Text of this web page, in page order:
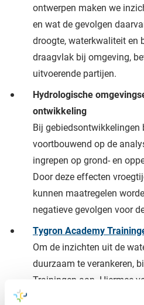
ontwerpen maken we
en wat de gevolgen
droogte, waterkwaliteit en
draagvlak bij omgeving,
uitvoerende partijen.
Hydrologische
ontwikkeling
Bij gebiedsontwikkelingen
voortbouwend op de
ingrepen op grond- en
Door deze effecten
kunnen maatregelen
negatieve gevolgen voor
Tygron Academy
Om de inzichten uit de
duurzaam te verankeren,
Trainingen aan. Hiermee
vaardigheden van